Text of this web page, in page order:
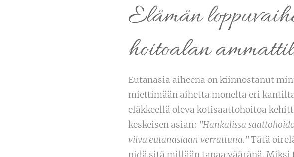
Elämän
hoitoalan
Eutanasia aiheena on kiinnostanut
miettimään aihetta monelta eri
eläkkeellä oleva kotisaattohoitoa
keskeisen asian: "Hankalissa
viiva eutanasiaan verrattuna."Tätä
pidä sitä millään tapaa vääränä.